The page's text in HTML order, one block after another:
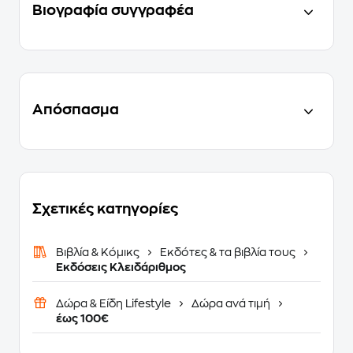
Βιογραφία συγγραφέα
Απόσπασμα
Σχετικές κατηγορίες
Βιβλία & Κόμικς
Εκδότες & τα βιβλία τους
Εκδόσεις Κλειδάριθμος
Δώρα & Είδη Lifestyle
Δώρα ανά τιμή
έως 100€